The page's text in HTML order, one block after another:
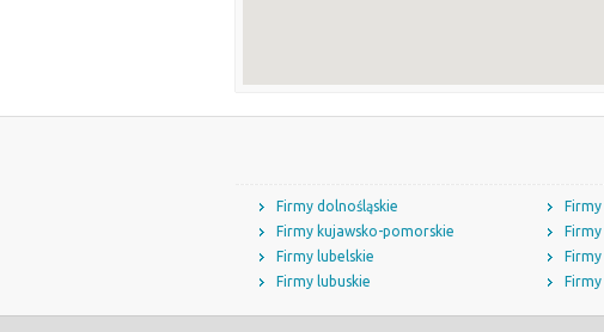
Firmy dolnośląskie
Firmy kujawsko-pomorskie
Firmy lubelskie
Firmy lubuskie
Firmy
Firmy